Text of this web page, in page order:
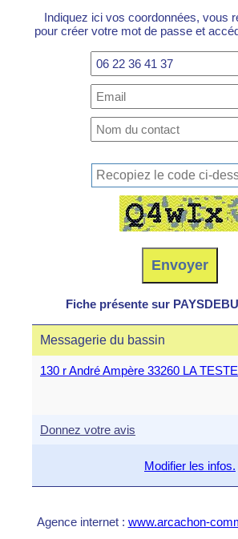
Indiquez ici vos coordonnées, vous
pour créer votre mot de passe et
Fiche présente sur
Messagerie du bassin
130 r André Ampère 33260 LA
Donnez votre avis
Modifier les infos.
Agence internet : www.arcachon-